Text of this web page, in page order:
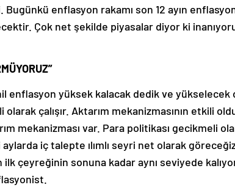
enflasyon rakamı son 12 ayın enflasyon
Çok net şekilde piyasalar diyor ki
enflasyon yüksek kalacak dedik ve yükselecek
çalışır. Aktarım mekanizmasının etkili
mekanizması var. Para politikası gecikmeli
iç talepte ılımlı seyri net olarak
ilk çeyreğinin sonuna kadar aynı seviyede